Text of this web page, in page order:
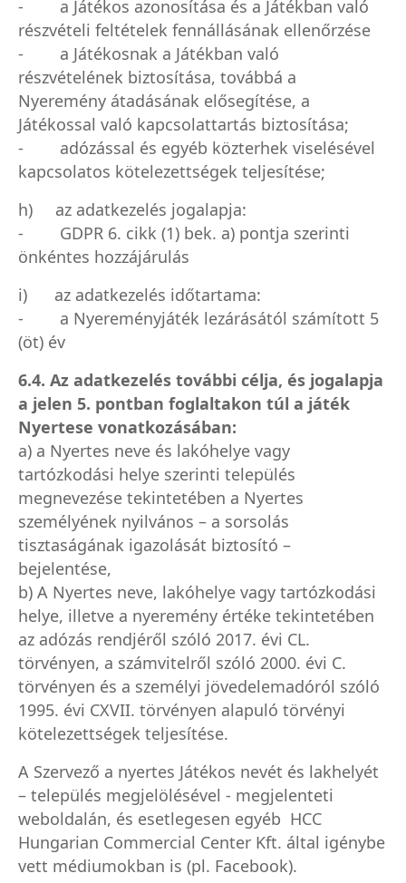
- a Játékos azonosítása és a Játékban való
részvételi feltételek fennállásának ellenőrzése
- a Játékosnak a Játékban való
részvételének biztosítása, továbbá a
Nyeremény átadásának elősegítése, a
Játékossal való kapcsolattartás biztosítása;
- adózással és egyéb közterhek viselésével
kapcsolatos kötelezettségek teljesítése;
h) az adatkezelés jogalapja:
- GDPR 6. cikk (1) bek. a) pontja szerinti
önkéntes hozzájárulás
i) az adatkezelés időtartama:
- a Nyereményjáték lezárásától számított 5
(öt) év
6.4. Az adatkezelés további célja, és jogalapja
a jelen 5. pontban foglaltakon túl a játék
Nyertese vonatkozásában:
a) a Nyertes neve és lakóhelye vagy
tartózkodási helye szerinti település
megnevezése tekintetében a Nyertes
személyének nyilvános – a sorsolás
tisztaságának igazolását biztosító –
bejelentése,
b) A Nyertes neve, lakóhelye vagy tartózkodási
helye, illetve a nyeremény értéke tekintetében
az adózás rendjéről szóló 2017. évi CL.
törvényen, a számvitelről szóló 2000. évi C.
törvényen és a személyi jövedelemadóról szóló
1995. évi CXVII. törvényen alapuló törvényi
kötelezettségek teljesítése.
A Szervező a nyertes Játékos nevét és lakhelyét
– település megjelölésével - megjelenteti
weboldalán, és esetlegesen egyéb HCC
Hungarian Commercial Center Kft. által igénybe
vett médiumokban is (pl. Facebook).